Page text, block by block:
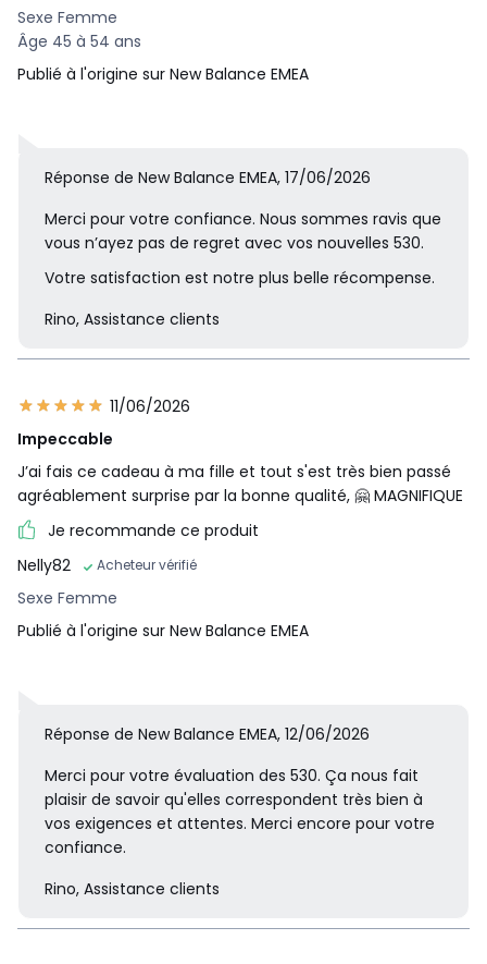
Sexe Femme
Âge 45 à 54 ans
Publié à l'origine sur New Balance EMEA
Réponse de New Balance EMEA, 17/06/2026
Merci pour votre confiance. Nous sommes ravis que
vous n’ayez pas de regret avec vos nouvelles 530.
Votre satisfaction est notre plus belle récompense.
Rino, Assistance clients
11/06/2026
Impeccable
J’ai fais ce cadeau à ma fille et tout s'est très bien passé
agréablement surprise par la bonne qualité, 🤗 MAGNIFIQUE
Je recommande ce produit
Nelly82
Acheteur vérifié
Sexe Femme
Publié à l'origine sur New Balance EMEA
Réponse de New Balance EMEA, 12/06/2026
Merci pour votre évaluation des 530. Ça nous fait
plaisir de savoir qu'elles correspondent très bien à
vos exigences et attentes. Merci encore pour votre
confiance.
Rino, Assistance clients